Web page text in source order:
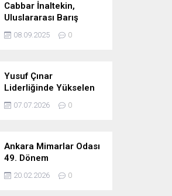
Cabbar İnaltekin,
Uluslararası Barış
Hareketi Silifke İlçe
Başkanlığı’na Atandı
08.09.2025 0
Yusuf Çınar
Liderliğinde Yükselen
Marka: Gizem Terzi’de
Kalite Standartları
07.07.2026 0
Ankara Mimarlar Odası
49. Dönem
Seçimlerinde Turuncu
Liste Güven Tazeledi
20.02.2026 0